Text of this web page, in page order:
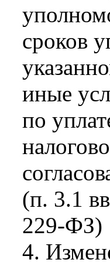
сроков
иные
по
(п. 3.1
229-ФЗ)
4.